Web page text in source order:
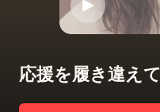
応援を履き違え